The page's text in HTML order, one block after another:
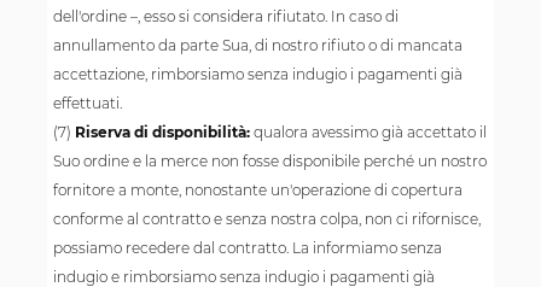
dell'ordine –, esso si considera rifiutato. In caso di
annullamento da parte Sua, di nostro rifiuto o di mancata
accettazione, rimborsiamo senza indugio i pagamenti già
effettuati.
(7) Riserva di disponibilità: qualora avessimo già accettato il
Suo ordine e la merce non fosse disponibile perché un nostro
fornitore a monte, nonostante un'operazione di copertura
conforme al contratto e senza nostra colpa, non ci rifornisce,
possiamo recedere dal contratto. La informiamo senza
indugio e rimborsiamo senza indugio i pagamenti già